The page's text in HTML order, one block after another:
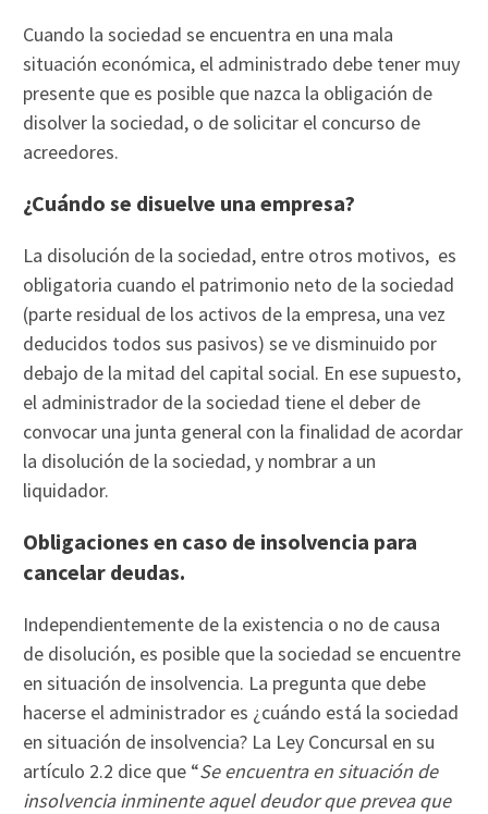
Cuando la sociedad se encuentra en una mala
situación económica, el administrado debe tener muy
presente que es posible que nazca la obligación de
disolver la sociedad, o de solicitar el concurso de
acreedores.
¿Cuándo se disuelve una empresa?
La disolución de la sociedad, entre otros motivos, es
obligatoria cuando el patrimonio neto de la sociedad
(parte residual de los activos de la empresa, una vez
deducidos todos sus pasivos) se ve disminuido por
debajo de la mitad del capital social. En ese supuesto,
el administrador de la sociedad tiene el deber de
convocar una junta general con la finalidad de acordar
la disolución de la sociedad, y nombrar a un
liquidador.
Obligaciones en caso de insolvencia para
cancelar deudas.
Independientemente de la existencia o no de causa
de disolución, es posible que la sociedad se encuentre
en situación de insolvencia. La pregunta que debe
hacerse el administrador es ¿cuándo está la sociedad
en situación de insolvencia? La Ley Concursal en su
artículo 2.2 dice que “Se encuentra en situación de
insolvencia inminente aquel deudor que prevea que